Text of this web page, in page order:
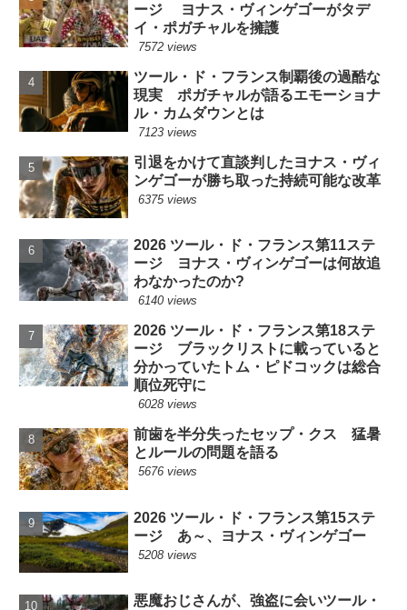
ージ ヨナス・ヴィンゲゴーがタデ
イ・ポガチャルを擁護
7572 views
ツール・ド・フランス制覇後の過酷な
現実 ポガチャルが語るエモーショナ
ル・カムダウンとは
7123 views
引退をかけて直談判したヨナス・ヴィ
ンゲゴーが勝ち取った持続可能な改革
6375 views
2026 ツール・ド・フランス第11ステ
ージ ヨナス・ヴィンゲゴーは何故追
わなかったのか?
6140 views
2026 ツール・ド・フランス第18ステ
ージ ブラックリストに載っていると
分かっていたトム・ピドコックは総合
順位死守に
6028 views
前歯を半分失ったセップ・クス 猛暑
とルールの問題を語る
5676 views
2026 ツール・ド・フランス第15ステ
ージ あ～、ヨナス・ヴィンゲゴー
5208 views
悪魔おじさんが、強盗に会いツール・